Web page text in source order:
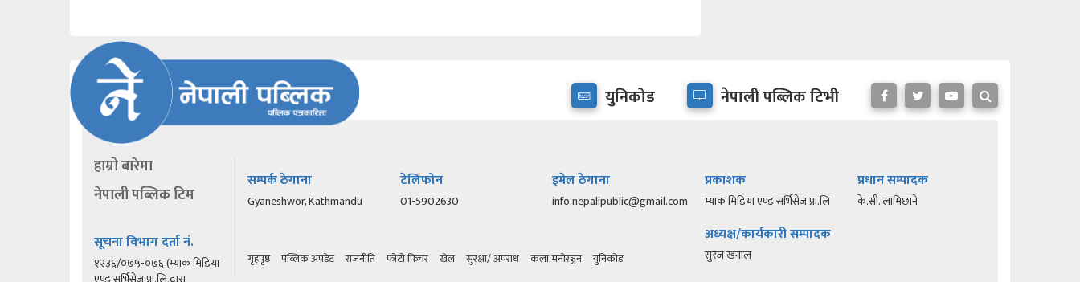
युनिकोड नेपाली पब्लिक टिभी
हाम्रो बारेमा
नेपाली पब्लिक टिम
सूचना विभाग दर्ता नं.
१२३६/०७५-०७६ (म्याक मिडिया
सम्पर्क ठेगाना
Gyaneshwor, Kathmandu
टेलिफोन
01-5902630
इमेल ठेगाना
info.nepalipublic@gmail.com
गृहपृष्ठ पब्लिक अपडेट राजनीति फोटो फिचर खेल सुरक्षा/ अपराध कला मनोरञ्जन युनिकोड
प्रकाशक
म्याक मिडिया एण्ड सर्भिसेज प्रा.लि
अध्यक्ष/कार्यकारी सम्पादक
सुरज खनाल
प्रधान सम्पादक
के.सी. लामिछाने